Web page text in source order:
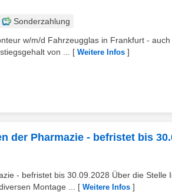
Sonderzahlung
w/m/d Fahrzeugglas in Frankfurt -
von ...
[ Weitere Infos ]
der Pharmazie - befristet bis
- befristet bis 30.09.2028 Über die Stelle
Montage ...
[ Weitere Infos ]